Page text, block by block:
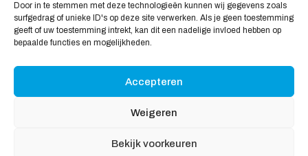
Door in te stemmen met deze technologieën kunnen wij gegevens zoals
surfgedrag of unieke ID's op deze site verwerken. Als je geen toestemming
geeft of uw toestemming intrekt, kan dit een nadelige invloed hebben op
bepaalde functies en mogelijkheden.
Accepteren
Weigeren
Bekijk voorkeuren
Mijn account
Winkelwagen
Wij Accepteren: